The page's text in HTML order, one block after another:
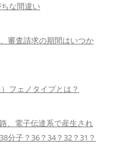
な間違い
審査請求の期間はいつか
）フェノタイプとは？
、電子伝達系で産生され
分子？36？34？32？31？